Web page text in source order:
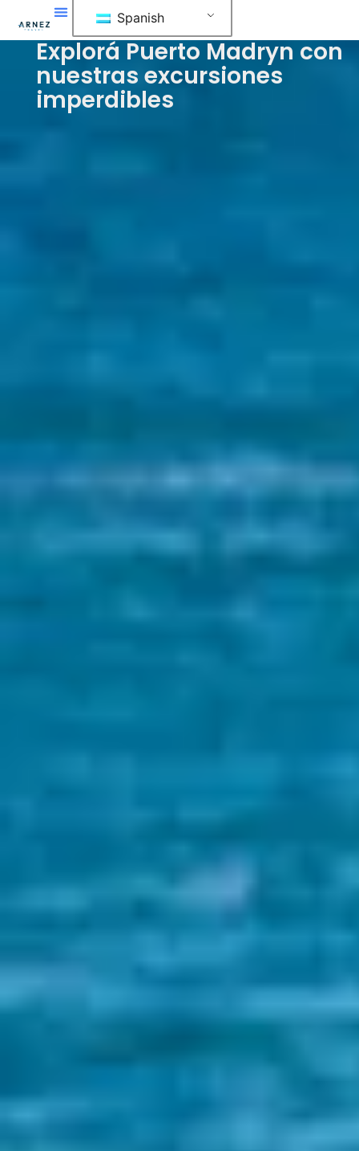
contenido
Spanish
Explorá Puerto Madryn con
nuestras excursiones
imperdibles